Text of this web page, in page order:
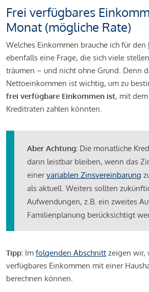
Frei verfügbares
Monat (mögliche Rate)
Welches Einkommen brauche ich für den
ebenfalls eine Frage, die sich viele
träumen – und nicht ohne Grund. Denn
Nettoeinkommen ist wichtig, um zu
frei verfügbare Einkommen ist, mit
Kreditraten zahlen könnten.
Aber Achtung: Die monatliche
dann leistbar bleiben, wenn das
einervariablen Zinsvereinbarung
als aktuell. Weiters sollten
Aufwendungen, z.B. ein zweites
Familienplanung berücksichtigt
Tipp: Im folgenden Abschnitt zeigen wir,
verfügbares Einkommen mit einer
berechnen können.